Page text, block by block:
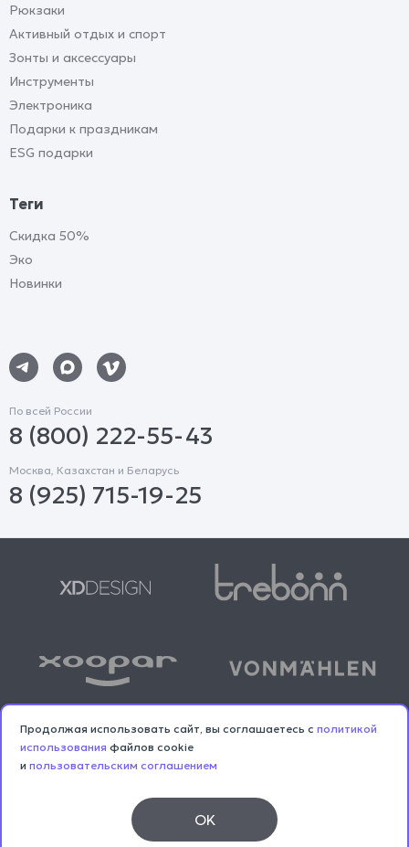
Рюкзаки
Активный отдых и спорт
Зонты и аксессуары
Инструменты
Электроника
Подарки к праздникам
ESG подарки
Теги
Скидка 50%
Эко
Новинки
По всей России
8 (800) 222-55-43
Москва, Казахстан и Беларусь
8 (925) 715-19-25
Политика конфиденциальности Пользовательское соглашение
Продолжая использовать сайт, вы соглашаетесь с политикой
использования файлов cookie
и пользовательским соглашением
OK